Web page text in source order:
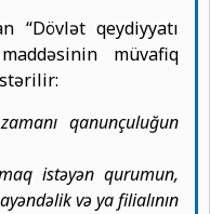
“Dövlət qeydiyyatı
müvafiq
qanunçuluğun
istəyən qurumun,
və ya filialının